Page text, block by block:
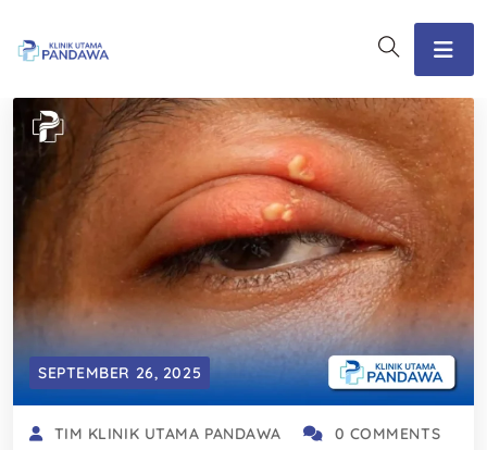
SEPTEMBER 26, 2025
TIM KLINIK UTAMA PANDAWA 0 COMMENTS